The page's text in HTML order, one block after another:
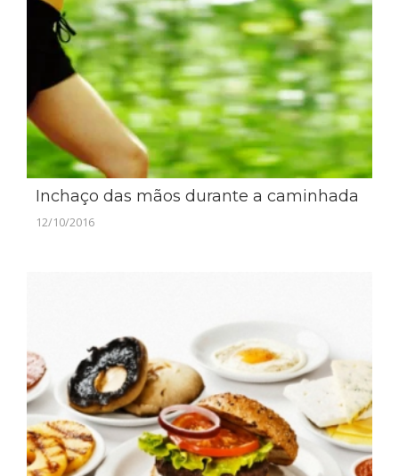
Inchaço das mãos durante a caminhada
12/10/2016